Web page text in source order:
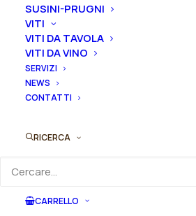
SUSINI-PRUGNI
VITI
VITI DA TAVOLA
VITI DA VINO
SERVIZI
NEWS
CONTATTI
RICERCA
CARRELLO
Gemme
Peonia
itoh
Puoi acquistare ora questo
quantità